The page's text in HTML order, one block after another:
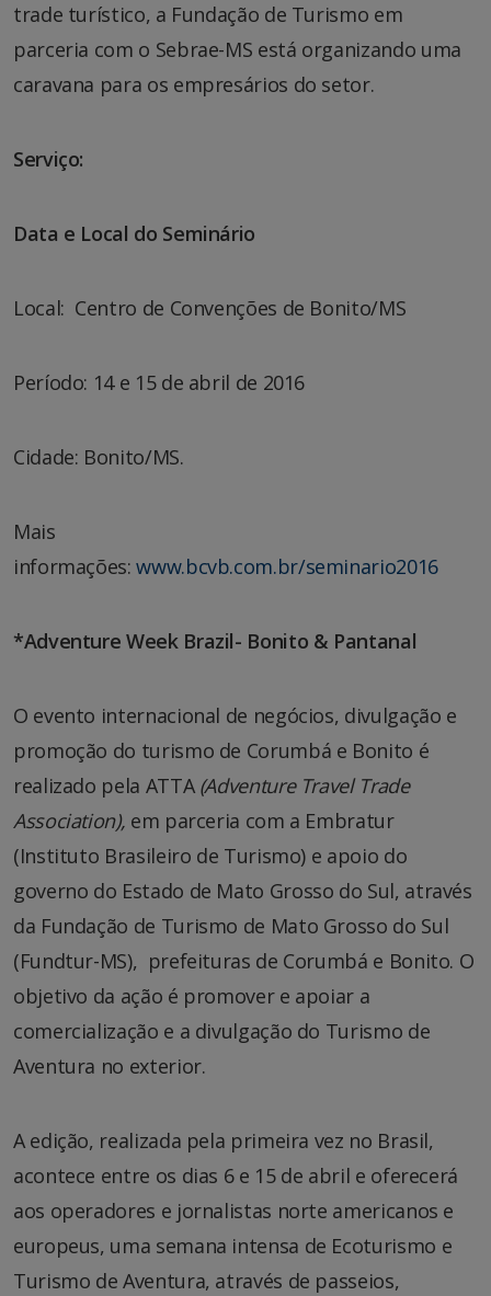
trade turístico, a Fundação de Turismo em
parceria com o Sebrae-MS está organizando uma
caravana para os empresários do setor.
Serviço:
Data e Local do Seminário
Local: Centro de Convenções de Bonito/MS
Período: 14 e 15 de abril de 2016
Cidade: Bonito/MS.
Mais
informações:www.bcvb.com.br/seminario2016
*Adventure Week Brazil- Bonito & Pantanal
O evento internacional de negócios, divulgação e
promoção do turismo de Corumbá e Bonito é
realizado pela ATTA (Adventure Travel Trade
Association), em parceria com a Embratur
(Instituto Brasileiro de Turismo) e apoio do
governo do Estado de Mato Grosso do Sul, através
da Fundação de Turismo de Mato Grosso do Sul
(Fundtur-MS), prefeituras de Corumbá e Bonito. O
objetivo da ação é promover e apoiar a
comercialização e a divulgação do Turismo de
Aventura no exterior.
A edição, realizada pela primeira vez no Brasil,
acontece entre os dias 6 e 15 de abril e oferecerá
aos operadores e jornalistas norte americanos e
europeus, uma semana intensa de Ecoturismo e
Turismo de Aventura, através de passeios,